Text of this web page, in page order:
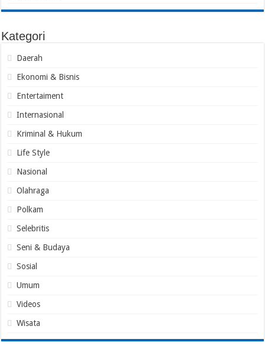
Kategori
Daerah
Ekonomi & Bisnis
Entertaiment
Internasional
Kriminal & Hukum
Life Style
Nasional
Olahraga
Polkam
Selebritis
Seni & Budaya
Sosial
Umum
Videos
Wisata